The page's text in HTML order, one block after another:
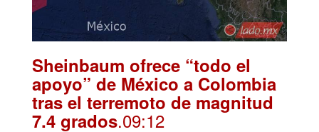
Sheinbaum ofrece “todo el
apoyo” de México a Colombia
tras el terremoto de magnitud
7.4 grados.09:12